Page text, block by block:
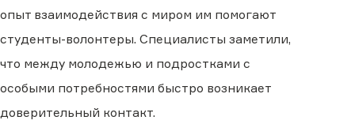
опыт взаимодействия с миром им помогают
студенты-волонтеры. Специалисты заметили,
что между молодежью и подростками с
особыми потребностями быстро возникает
доверительный контакт.